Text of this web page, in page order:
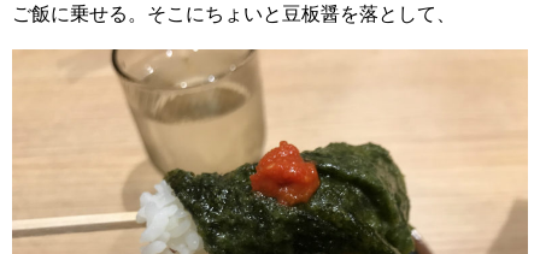
ご飯に乗せる。そこにちょいと豆板醤を落として、